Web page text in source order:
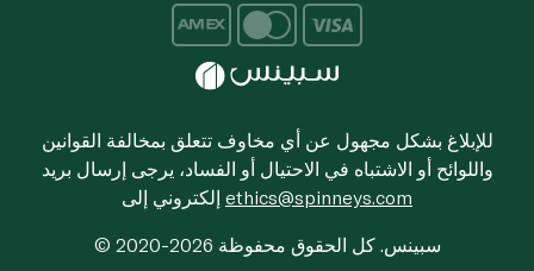
للإبلاغ بشكل مجهول عن أي مخاوف تتعلق بمخالفة القوانين
واللوائح أو الاشتباه في الاحتيال أو الفساد، يرجى إرسال بريد
ethics@spinneys.com
© 2020-2026 سبينس. كل الحقوق محفوظة